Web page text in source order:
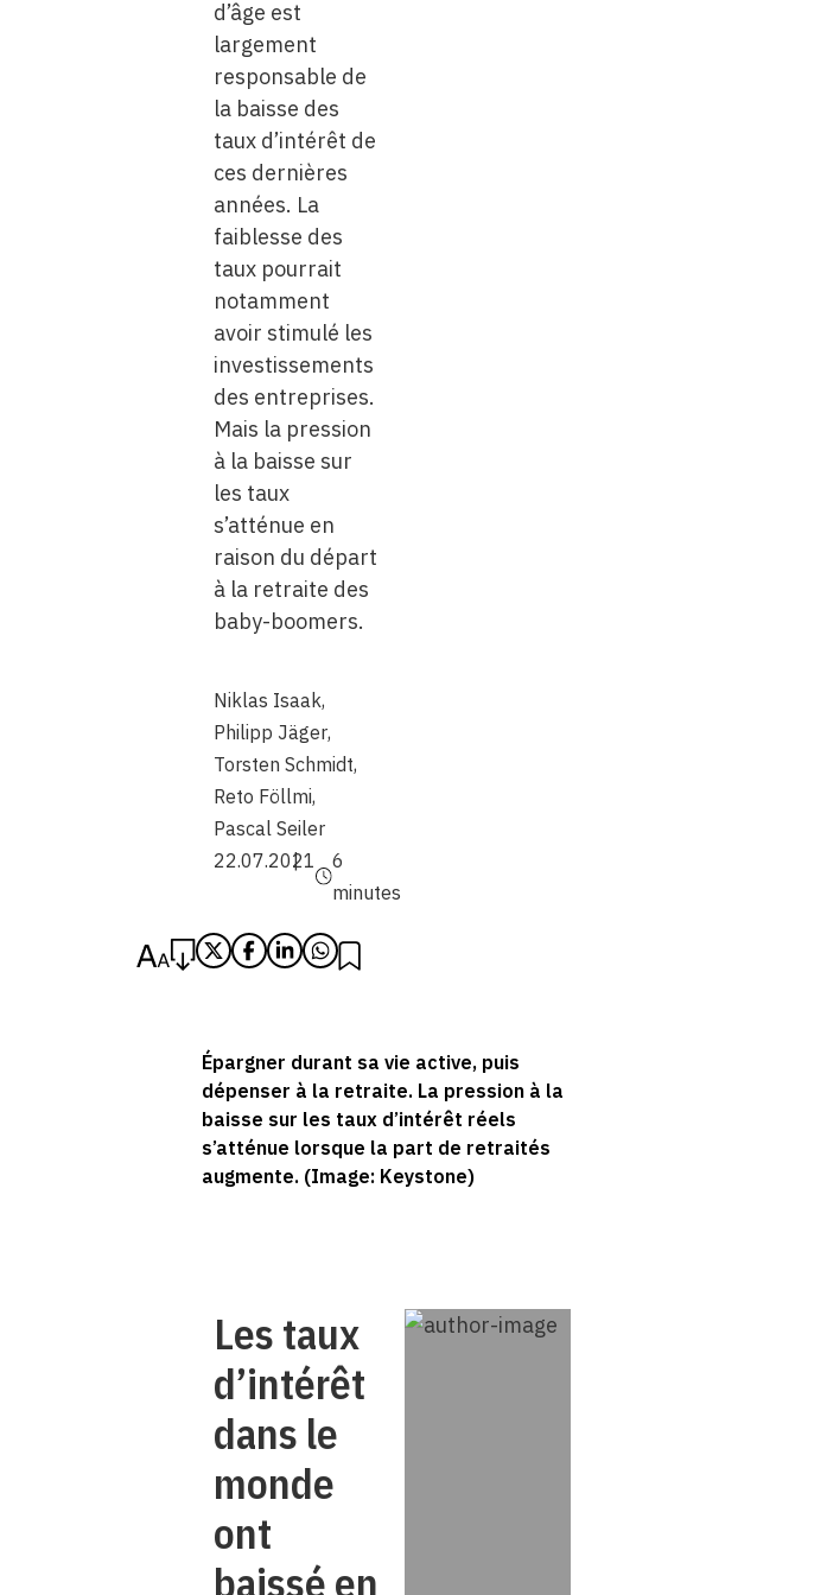
d’âge est
largement
responsable de
la baisse des
taux d’intérêt de
ces dernières
années. La
faiblesse des
taux pourrait
notamment
avoir stimulé les
investissements
des entreprises.
Mais la pression
à la baisse sur
les taux
s’atténue en
raison du départ
à la retraite des
baby-boomers.
Niklas Isaak,
Philipp Jäger,
Torsten Schmidt,
Reto Föllmi,
Pascal Seiler
22.07.2021
6
minutes
Épargner durant sa vie active, puis
dépenser à la retraite. La pression à la
baisse sur les taux d’intérêt réels
s’atténue lorsque la part de retraités
augmente. (Image: Keystone)
Les taux
d’intérêt
dans le
monde
ont
baissé en